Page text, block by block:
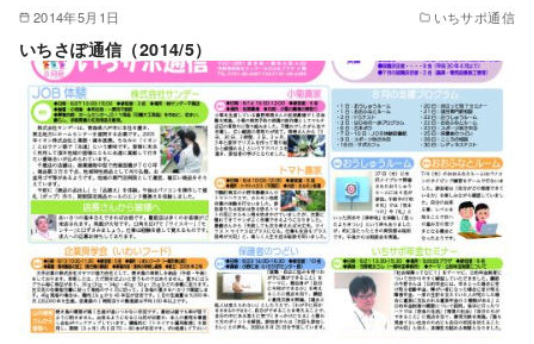
2014年5月1日 いちサポ通信
いちさぽ通信（2014/5）